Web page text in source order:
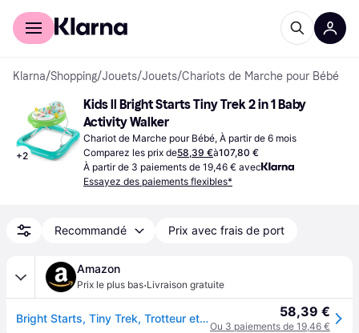
Acheter avec Klarna
Klarna/Shopping/Jouets/Jouets/Chariots de Marche pour Bébé
+2
Kids ll Bright Starts Tiny Trek 2 in 1 Baby
Activity Walker
Chariot de Marche pour Bébé, À partir de 6 mois
Comparez les prix de58,39 €à107,80 €
À partir de 3 paiements de 19,46 € avec
Essayez des paiements flexibles*
Recommandé Prix avec frais de port
Amazon
Prix le plus bas·Livraison gratuite
Bright Starts, Tiny Trek, Trotteur et Centre d'Activité Jungle Vines 2en1, jouet d’activités, hauteur réglable, lumières & mélodies, 6 mois+ 58,39 €
Ou 3 paiements de 19,46 €